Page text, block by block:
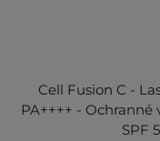
Cell Fusion C -
PA++++ -
SPF